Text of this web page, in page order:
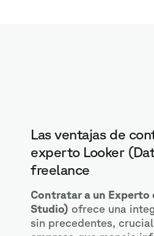
Las ventajas de
experto Looker
freelance
Contratar a un Experto
Studio) ofrece una
sin precedentes,